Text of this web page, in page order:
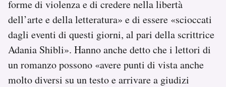
forme di violenza e di credere nella libertà
dell’arte e della letteratura» e di essere «scioccati
dagli eventi di questi giorni, al pari della scrittrice
Adania Shibli». Hanno anche detto che i lettori di
un romanzo possono «avere punti di vista anche
molto diversi su un testo e arrivare a giudizi